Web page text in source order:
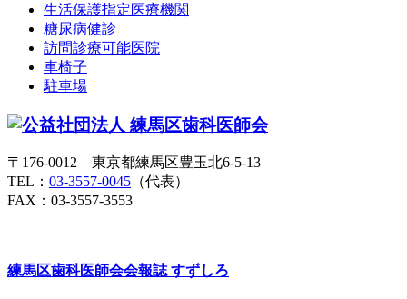
生活保護指定医療機関
糖尿病健診
訪問診療可能医院
車椅子
駐車場
〒176-0012 東京都練馬区豊玉北6-5-13
TEL： 03-3557-0045 （代表）
FAX：03-3557-3553
練馬区歯科医師会会報誌 すずしろ